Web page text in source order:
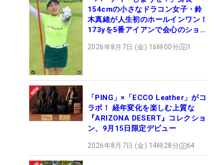
154cmの小さなドラコン女子・鈴
木真緒が人生初のホールインワン！
173yを5番アイアンで会心のショッ
2026年8月7日 (金) 16時00分 1
「PING」×「ECCO Leather」がコ
ラボ！ 経年変化を楽しむ上質な
『ARIZONA DESERT』コレクショ
ン、9月15日限定デビュー
2026年8月7日 (金) 14時28分 64